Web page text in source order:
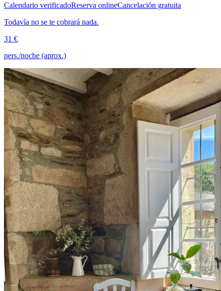
Calendario verificadoReserva onlineCancelación gratuita
Todavía no se te cobrará nada.
31 €
pers./noche (aprox.)